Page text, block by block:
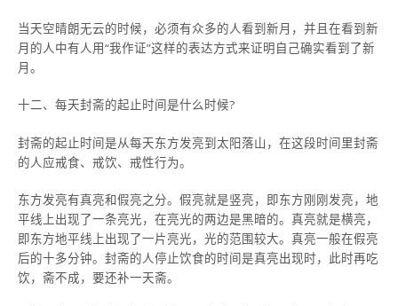
当天空晴朗无云的时候，必须有众多的人看到新月，并且在看到新
月的人中有人用“我作证”这样的表达方式来证明自己确实看到了新
月。
十二、每天封斋的起止时间是什么时候?
封斋的起止时间是从每天东方发亮到太阳落山，在这段时间里封斋
的人应戒食、戒饮、戒性行为。
东方发亮有真亮和假亮之分。假亮就是竖亮，即东方刚刚发亮，地
平线上出现了一条亮光，在亮光的两边是黑暗的。真亮就是横亮，
即东方地平线上出现了一片亮光，光的范围较大。真亮一般在假亮
后的十多分钟。封斋的人停止饮食的时间是真亮出现时，此时再吃
饮，斋不成，要还补一天斋。